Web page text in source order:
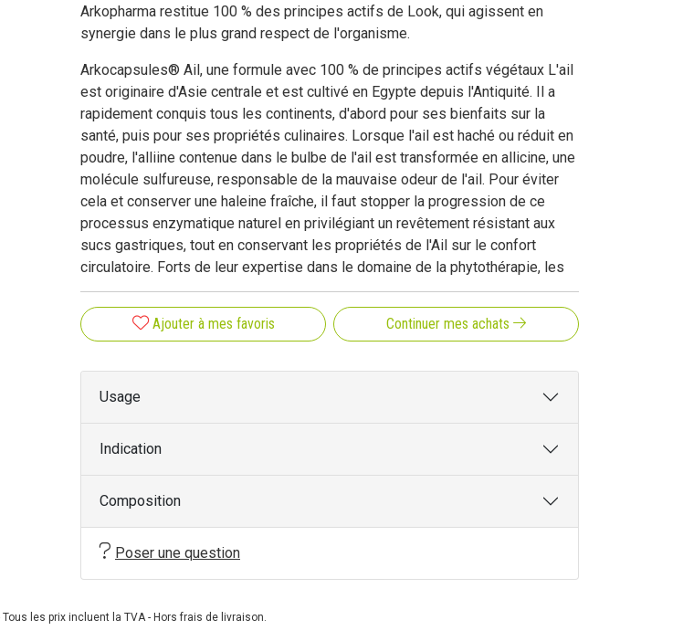
Arkopharma restitue 100 % des principes actifs de Look, qui agissent en
synergie dans le plus grand respect de l'organisme.
Arkocapsules® Ail, une formule avec 100 % de principes actifs végétaux L'ail
est originaire d'Asie centrale et est cultivé en Egypte depuis l'Antiquité. Il a
rapidement conquis tous les continents, d'abord pour ses bienfaits sur la
santé, puis pour ses propriétés culinaires. Lorsque l'ail est haché ou réduit en
poudre, l'alliine contenue dans le bulbe de l'ail est transformée en allicine, une
molécule sulfureuse, responsable de la mauvaise odeur de l'ail. Pour éviter
cela et conserver une haleine fraîche, il faut stopper la progression de ce
processus enzymatique naturel en privilégiant un revêtement résistant aux
sucs gastriques, tout en conservant les propriétés de l'Ail sur le confort
circulatoire. Forts de leur expertise dans le domaine de la phytothérapie, les
laboratoires Arkopharma ont spécialement développé Arkocapsules® Inod'ail
: une formule exclusive, à base d'ARKOTOTUM® Intégral, qui préserve 100%
des principes actifs de la plante tout en préservant sa qualité et son intégrité.
meilleur de la nature.
Ajouter à mes favoris Continuer mes achats
Usage
Indication
Composition
Poser une question
les prix incluent la TVA - Hors frais de livraison.